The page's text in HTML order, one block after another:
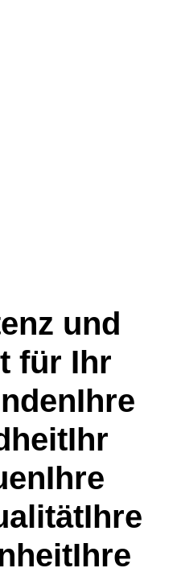
und
für Ihr
Ihre
Ihr
Ihre
Ihre
Ihre